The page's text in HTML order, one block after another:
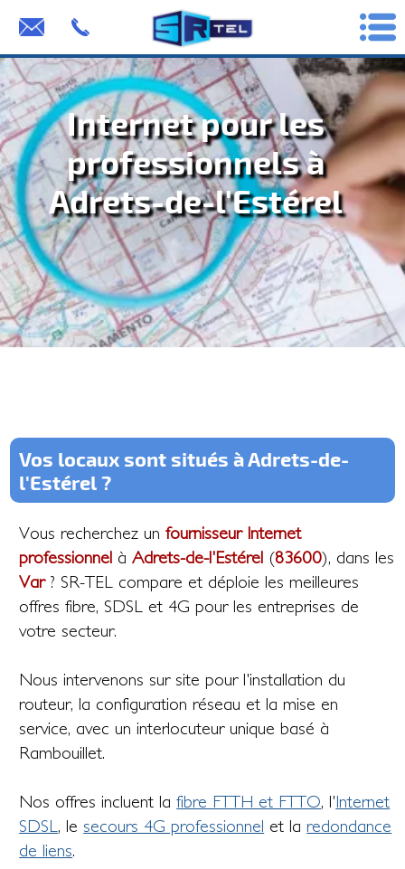
Internet pour les
professionnels à
Adrets-de-l'Estérel
Vos locaux sont situés à Adrets-de-
l'Estérel ?
Vous recherchez unfournisseur Internet
professionnel àAdrets-de-l'Estérel (83600), dans les
Var? SR-TEL compare et déploie les meilleures
offres fibre, SDSL et 4G pour les entreprises de
votre secteur.
Nous intervenons sur site pour l'installation du
routeur, la configuration réseau et la mise en
service, avec un interlocuteur unique basé à
Rambouillet.
Nos offres incluent lafibre FTTH et FTTO, l'Internet
SDSL , lesecours 4G professionnel et la redondance
de liens.